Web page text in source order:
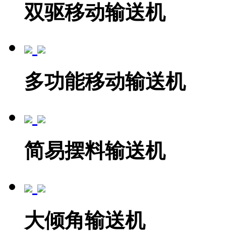
双驱移动输送机
多功能移动输送机
简易摆料输送机
大倾角输送机